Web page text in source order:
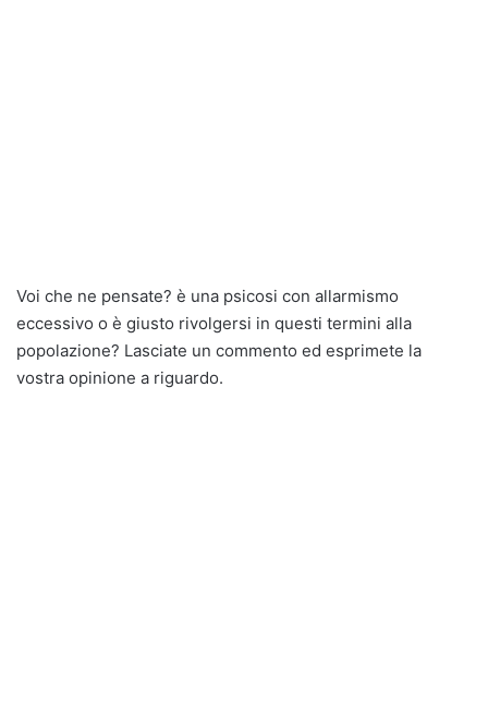
Voi che ne pensate? è una psicosi con allarmismo
eccessivo o è giusto rivolgersi in questi termini alla
popolazione? Lasciate un commento ed esprimete la
vostra opinione a riguardo.